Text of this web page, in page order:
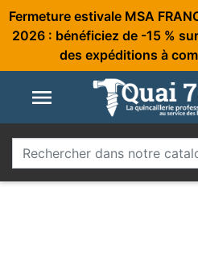
Fermeture estivale MSA
2026 : bénéficiez de -15 %
des expéditions à
